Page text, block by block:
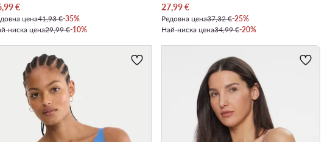
цена
€
цена41,93 €-35%
ниска цена29,99 €-10%
Актуална цена
27,99€
Редовна цена37,32 €-25%
Най-ниска цена34,99 €-20%